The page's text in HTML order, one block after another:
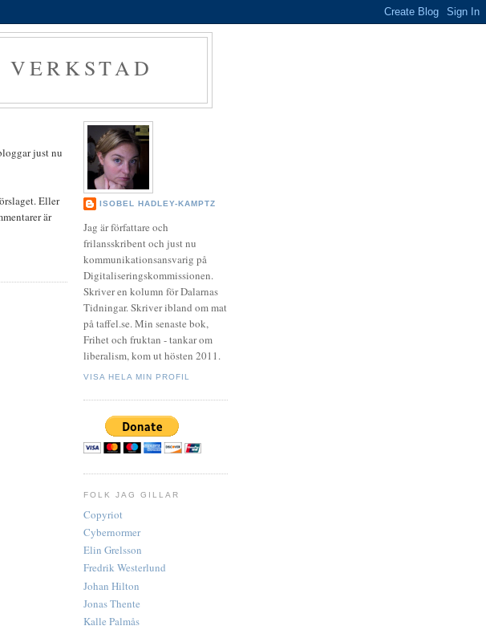
just nu
Eller
är
ISOBEL HADLEY-KAMPTZ
Jag är författare och
frilansskribent och just nu
kommunikationsansvarig på
Digitaliseringskommissionen.
Skriver en kolumn för Dalarnas
Tidningar. Skriver ibland om mat
på taffel.se. Min senaste bok,
Frihet och fruktan - tankar om
liberalism, kom ut hösten 2011.
VISA HELA MIN PROFIL
FOLK JAG GILLAR
Copyriot
Cybernormer
Elin Grelsson
Fredrik Westerlund
Johan Hilton
Jonas Thente
Kalle Palmås